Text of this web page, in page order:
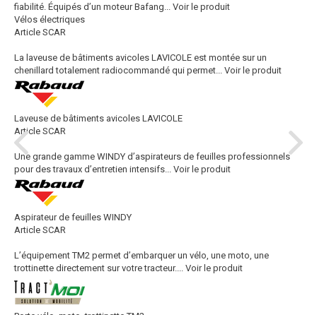
fiabilité. Équipés d’un moteur Bafang... Voir le produit
Vélos électriques
Article SCAR
La laveuse de bâtiments avicoles LAVICOLE est montée sur un
chenillard totalement radiocommandé qui permet... Voir le produit
Laveuse de bâtiments avicoles LAVICOLE
Article SCAR
Une grande gamme WINDY d’aspirateurs de feuilles professionnels
pour des travaux d’entretien intensifs... Voir le produit
Aspirateur de feuilles WINDY
Article SCAR
L’équipement TM2 permet d’embarquer un vélo, une moto, une
trottinette directement sur votre tracteur.... Voir le produit